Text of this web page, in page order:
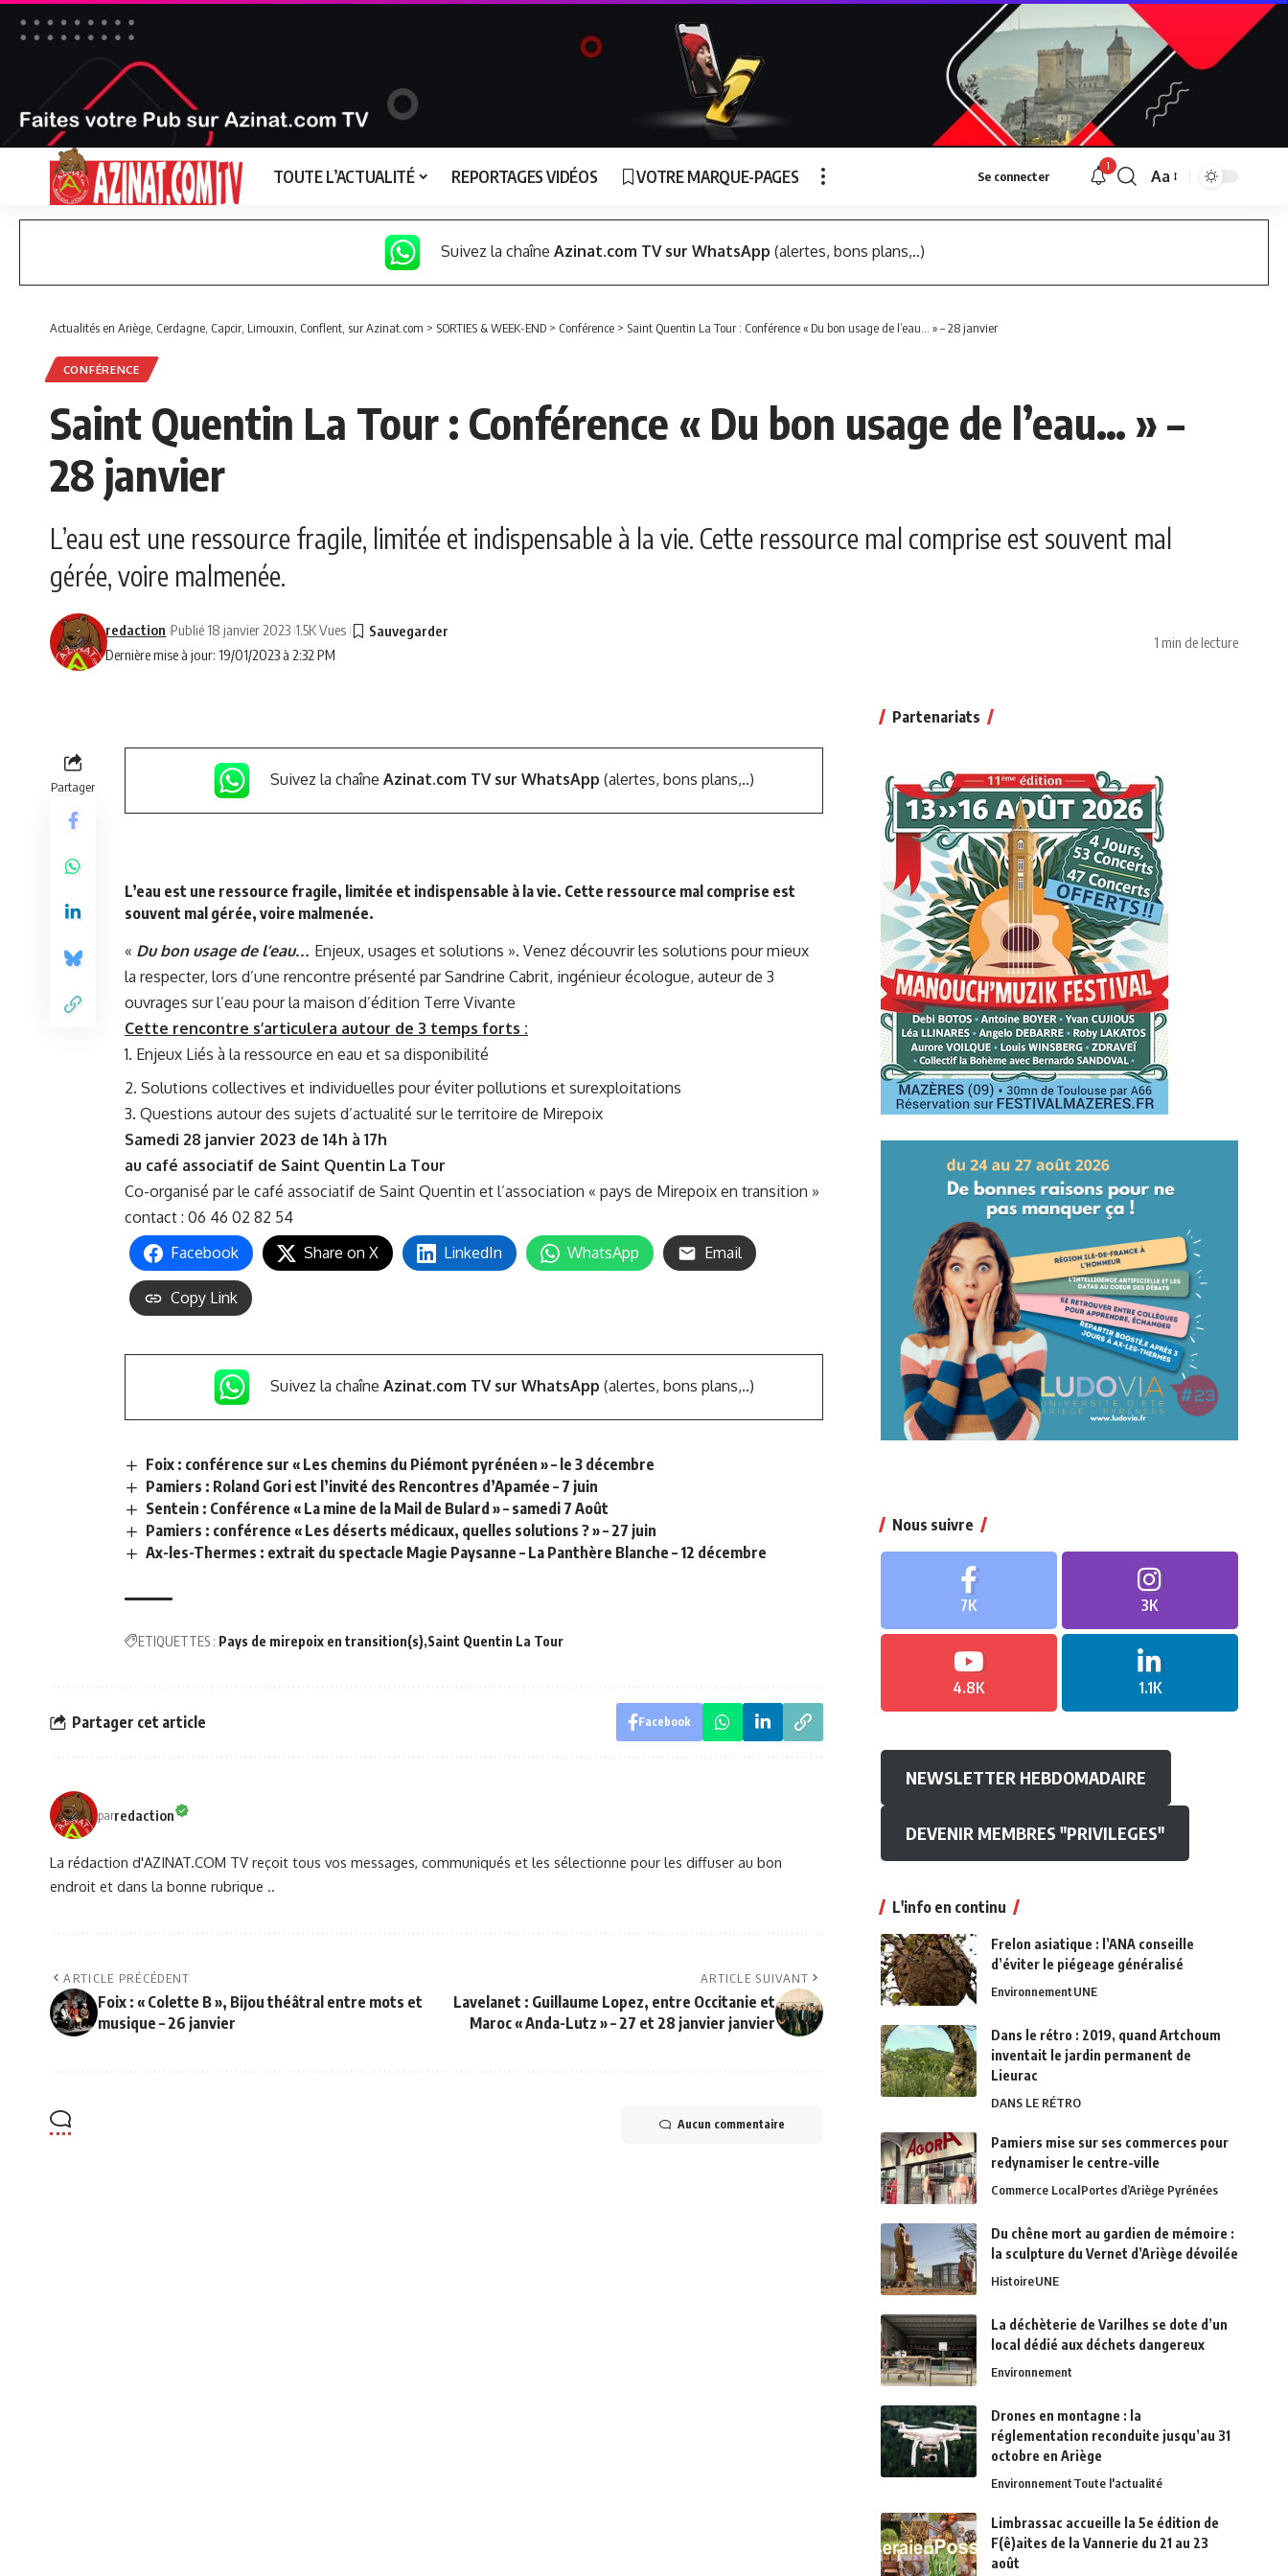
TOUTE L’ACTUALITÉ REPORTAGES VIDÉOS VOTRE MARQUE-PAGES Se connecter
1
Font
Aa
Suivez la chaîne Azinat.com TV sur WhatsApp (alertes, bons plans,..)
Actualités en Ariège, Cerdagne, Capcir, Limouxin, Conflent, sur Azinat.com > SORTIES & WEEK-END > Conférence > Saint Quentin La Tour : Conférence « Du bon usage de l’eau… » – 28 janvier
CONFÉRENCE
Saint Quentin La Tour : Conférence « Du bon usage de l’eau… » –
28 janvier
L’eau est une ressource fragile, limitée et indispensable à la vie. Cette ressource mal comprise est souvent mal
gérée, voire malmenée.
Dernière mise à jour: 19/01/2023 à 2:32 PM
redaction Publié 18 janvier 2023 1.5K Vues
1 min de lecture
Partager Suivez la chaîne Azinat.com TV sur WhatsApp (alertes, bons plans,..)
L’eau est une ressource fragile, limitée et indispensable à la vie. Cette ressource mal comprise est
souvent mal gérée, voire malmenée.
« Du bon usage de l’eau… Enjeux, usages et solutions ». Venez découvrir les solutions pour mieux
la respecter, lors d’une rencontre présenté par Sandrine Cabrit, ingénieur écologue, auteur de 3
ouvrages sur l’eau pour la maison d’édition Terre Vivante
Cette rencontre s’articulera autour de 3 temps forts :
Enjeux Liés à la ressource en eau et sa disponibilité
2. Solutions collectives et individuelles pour éviter pollutions et surexploitations
3. Questions autour des sujets d’actualité sur le territoire de Mirepoix
Samedi 28 janvier 2023 de 14h à 17h
au café associatif de Saint Quentin La Tour
Co-organisé par le café associatif de Saint Quentin et l’association « pays de Mirepoix en transition »
contact : 06 46 02 82 54
Facebook
Share on X LinkedIn WhatsApp Email
Copy Link
Suivez la chaîne Azinat.com TV sur WhatsApp (alertes, bons plans,..)
Foix : conférence sur « Les chemins du Piémont pyrénéen » – le 3 décembre
Pamiers : Roland Gori est l’invité des Rencontres d’Apamée – 7 juin
Sentein : Conférence « La mine de la Mail de Bulard » – samedi 7 Août
Pamiers : conférence « Les déserts médicaux, quelles solutions ? » – 27 juin
Ax-les-Thermes : extrait du spectacle Magie Paysanne – La Panthère Blanche – 12 décembre
ETIQUETTES : Pays de mirepoix en transition(s) Saint Quentin La Tour
Partager cet article Facebook
parredaction
La rédaction d'AZINAT.COM TV reçoit tous vos messages, communiqués et les sélectionne pour les diffuser au bon
endroit et dans la bonne rubrique ..
ARTICLE PRÉCÉDENT
Foix : « Colette B », Bijou théâtral entre mots et
musique – 26 janvier
ARTICLE SUIVANT
Lavelanet : Guillaume Lopez, entre Occitanie et
Maroc « Anda-Lutz » – 27 et 28 janvier janvier
Aucun commentaire
Partenariats
Nous suivre
7K 3K
4.8K 1.1K
NEWSLETTER HEBDOMADAIRE
DEVENIR MEMBRES "PRIVILEGES"
L'info en continu
Frelon asiatique : l’ANA conseille
d’éviter le piégeage généralisé
EnvironnementUNE
Dans le rétro : 2019, quand Artchoum
inventait le jardin permanent de
Lieurac
DANS LE RÉTRO
Pamiers mise sur ses commerces pour
redynamiser le centre-ville
Commerce LocalPortes d’Ariège Pyrénées
Du chêne mort au gardien de mémoire :
la sculpture du Vernet d’Ariège dévoilée
HistoireUNE
La déchèterie de Varilhes se dote d’un
local dédié aux déchets dangereux
Environnement
Drones en montagne : la
réglementation reconduite jusqu’au 31
octobre en Ariège
EnvironnementToute l'actualité
Limbrassac accueille la 5e édition de
F(ê)aites de la Vannerie du 21 au 23
août